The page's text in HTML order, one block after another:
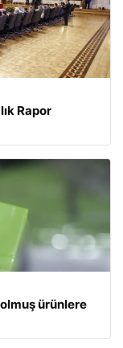
Rapor
ürünlere